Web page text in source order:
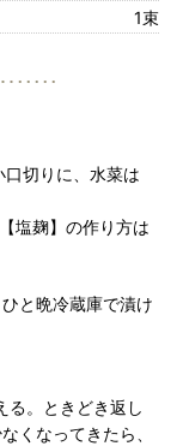
1束
口切りに、水菜は
塩麹】の作り方は
と晩冷蔵庫で漬け
。ときどき返し
くなってきたら、